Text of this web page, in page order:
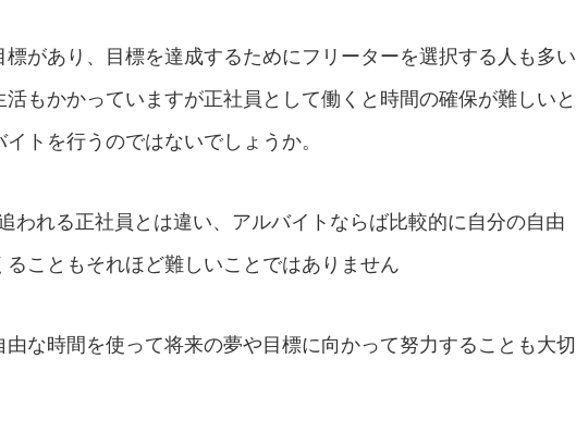
標があり、目標を達成するためにフリーターを選択する人も多い
活もかかっていますが正社員として働くと時間の確保が難しいと
トを行うのではないでしょうか。
われる正社員とは違い、アルバイトならば比較的に自分の自由
ることもそれほど難しいことではありません
由な時間を使って将来の夢や目標に向かって努力することも大切